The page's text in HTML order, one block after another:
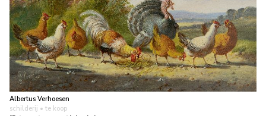
Albertus Verhoesen
schilderij • te koop